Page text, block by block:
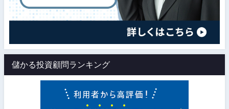
儲かる投資顧問ランキング